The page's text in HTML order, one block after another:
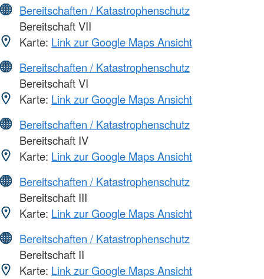
Bereitschaften / Katastrophenschutz
Bereitschaft VII
Karte: Link zur Google Maps Ansicht
Bereitschaften / Katastrophenschutz
Bereitschaft VI
Karte: Link zur Google Maps Ansicht
Bereitschaften / Katastrophenschutz
Bereitschaft IV
Karte: Link zur Google Maps Ansicht
Bereitschaften / Katastrophenschutz
Bereitschaft III
Karte: Link zur Google Maps Ansicht
Bereitschaften / Katastrophenschutz
Bereitschaft II
Karte: Link zur Google Maps Ansicht